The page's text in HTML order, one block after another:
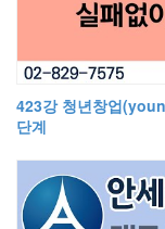
423강 청년창업
단계